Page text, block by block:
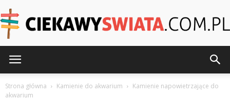
Strona główna Kamienie do akwarium
Kamienie napowietrzające do
akwarium